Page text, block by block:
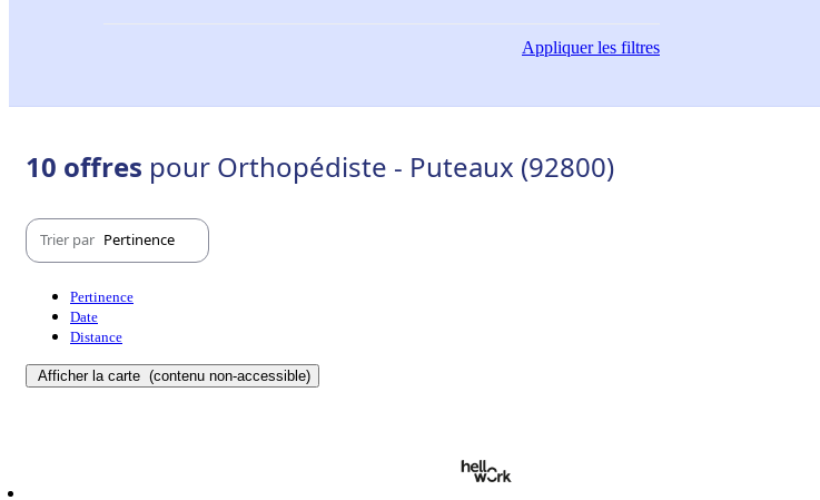
Appliquerles filtres
10 offres pour Orthopédiste - Puteaux (92800)
Trier par Pertinence
Pertinence
Date
Distance
Afficher la carte (contenu non-accessible)